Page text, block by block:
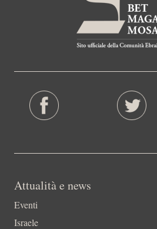
Attualità e news
Eventi
Israele